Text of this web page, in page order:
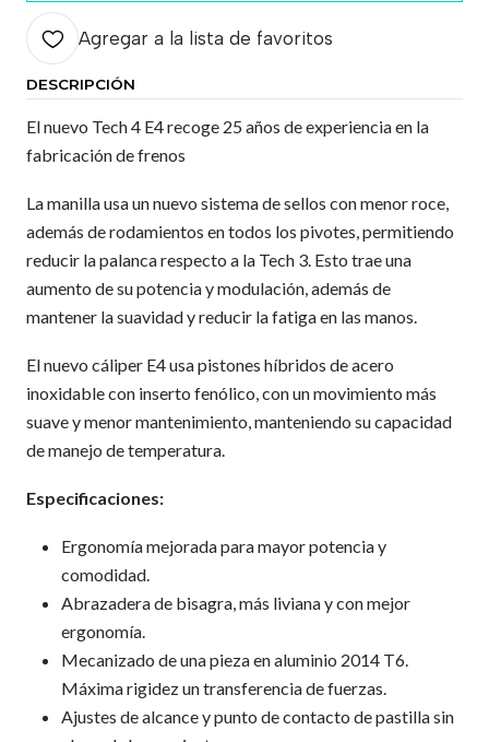
Agregar a la lista de favoritos
DESCRIPCIÓN
El nuevo Tech 4 E4 recoge 25 años de experiencia en la
fabricación de frenos
La manilla usa un nuevo sistema de sellos con menor roce,
además de rodamientos en todos los pivotes, permitiendo
reducir la palanca respecto a la Tech 3. Esto trae una
aumento de su potencia y modulación, además de
mantener la suavidad y reducir la fatiga en las manos.
El nuevo cáliper E4 usa pistones híbridos de acero
inoxidable con inserto fenólico, con un movimiento más
suave y menor mantenimiento, manteniendo su capacidad
de manejo de temperatura.
Especificaciones:
Ergonomía mejorada para mayor potencia y
comodidad.
Abrazadera de bisagra, más liviana y con mejor
ergonomía.
Mecanizado de una pieza en aluminio 2014 T6.
Máxima rigidez un transferencia de fuerzas.
Ajustes de alcance y punto de contacto de pastilla sin